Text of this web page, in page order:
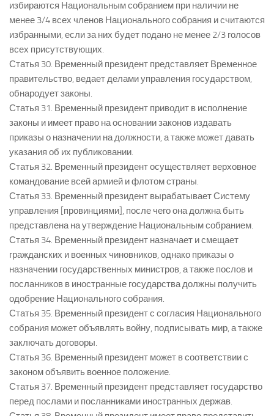
избираются Национальным собранием при наличии не
менее 3/4 всех членов Национального собрания и считаются
избранными, если за них будет подано не менее 2/3 голосов
всех присутствующих.
Статья 30. Временный президент представляет Временное
правительство, ведает делами управления государством,
обнародует законы.
Статья 31. Временный президент приводит в исполнение
законы и имеет право на основании законов издавать
приказы о назначении на должности, а также может давать
указания об их публиковании.
Статья 32. Временный президент осуществляет верховное
командование всей армией и флотом страны.
Статья 33. Временный президент вырабатывает Систему
управления [провинциями], после чего она должна быть
представлена на утверждение Национальным собранием.
Статья 34. Временный президент назначает и смещает
гражданских и военных чиновников, однако приказы о
назначении государственных министров, а также послов и
посланников в иностранные государства должны получить
одобрение Национального собрания.
Статья 35. Временный президент с согласия Национального
собрания может объявлять войну, подписывать мир, а также
заключать договоры.
Статья 36. Временный президент может в соответствии с
законом объявить военное положение.
Статья 37. Временный президент представляет государство
перед послами и посланниками иностранных держав.